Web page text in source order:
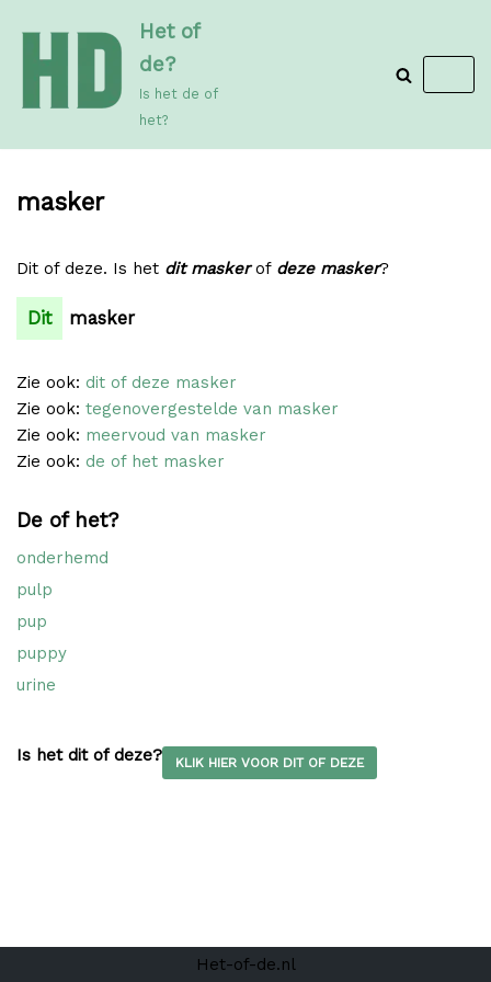
de
inhoud
Het of
de?
Is het de of
het?
masker
Dit of deze. Is het dit maskerof deze masker?
Dit masker
Zie ook: dit of deze masker
Zie ook: tegenovergestelde van masker
Zie ook: meervoud van masker
Zie ook: de of het masker
De of het?
onderhemd
pulp
pup
puppy
urine
Is het dit of deze? KLIK HIER VOOR DIT OF DEZE
Het-of-de.nl